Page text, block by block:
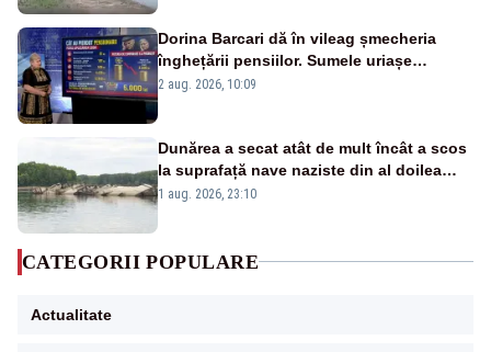
Dorina Barcari dă în vileag șmecheria
înghețării pensiilor. Sumele uriașe
pierdute de fiecare român
2 aug. 2026, 10:09
Dunărea a secat atât de mult încât a scos
la suprafață nave naziste din al doilea
război mondial
1 aug. 2026, 23:10
CATEGORII POPULARE
Actualitate